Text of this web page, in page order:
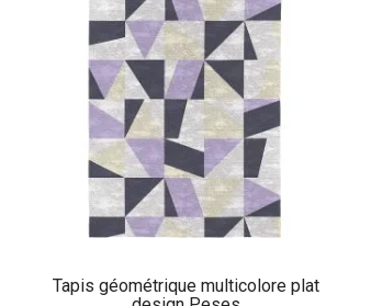
Tapis géométrique multicolore plat